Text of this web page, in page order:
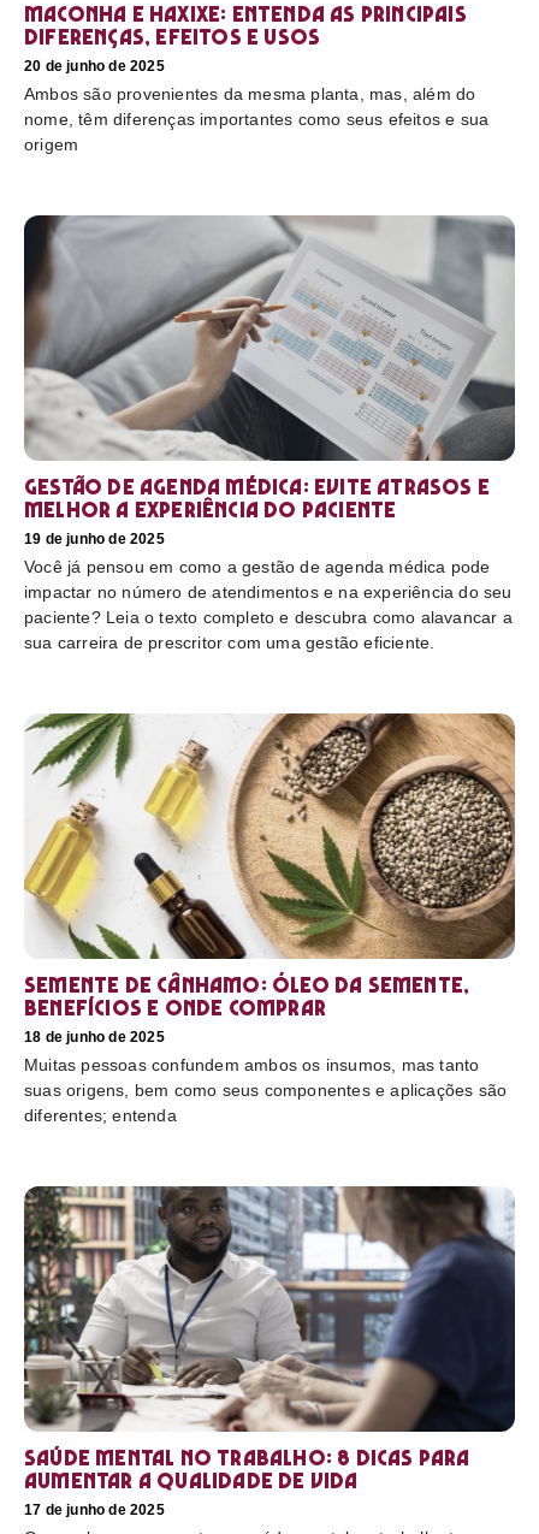
Maconha e haxixe: entenda as principais
diferenças, efeitos e usos
20 de junho de 2025
Ambos são provenientes da mesma planta, mas, além do
nome, têm diferenças importantes como seus efeitos e sua
origem
Gestão de agenda médica: Evite atrasos e
melhor a experiência do paciente
19 de junho de 2025
Você já pensou em como a gestão de agenda médica pode
impactar no número de atendimentos e na experiência do seu
paciente? Leia o texto completo e descubra como alavancar a
sua carreira de prescritor com uma gestão eficiente.
Semente de cânhamo: óleo da semente,
benefícios e onde comprar
18 de junho de 2025
Muitas pessoas confundem ambos os insumos, mas tanto
suas origens, bem como seus componentes e aplicações são
diferentes; entenda
Saúde mental no trabalho: 8 dicas para
aumentar a qualidade de vida
17 de junho de 2025